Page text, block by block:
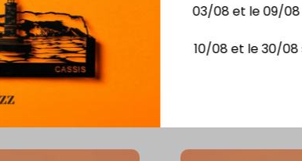
03/08 et le 09/
10/08 et le 30/
Dimensions
Possibilité de
Vous aimerez aussi